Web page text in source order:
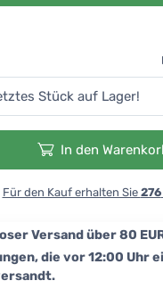
In den
Für den Kauf erhalten Sie 276
Versand über 80
die vor 12:00 Uhr